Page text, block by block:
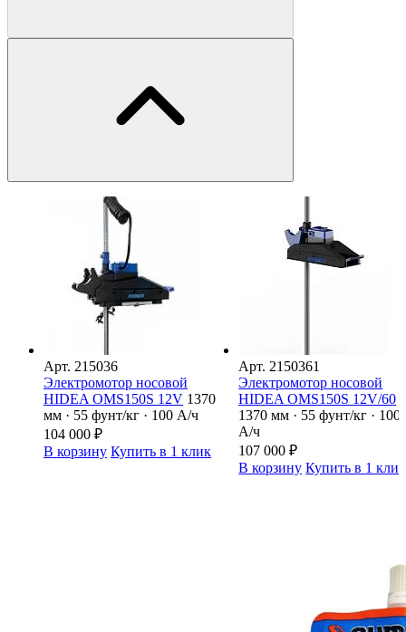
Арт. 215036
Электромотор носовой
HIDEA OMS150S 12V 1370
мм · 55 фунт/кг · 100 А/ч
104 000 ₽
В корзину Купить в 1 клик
Арт.2150361
Электромотор носовой
HIDEA OMS150S 12V/60
1370 мм · 55 фунт/кг · 100
А/ч
107 000₽
В корзину Купить в 1 клик